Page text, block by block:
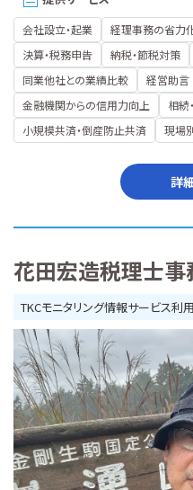
会社設立・起業 経理事務の省力
決算・税務申告
納税・節税対策
同業他社との業績比較
経営助言
金融機関からの信用力向上
相続
小規模共済・倒産防止共済
現場
詳
花田宏造税理士事
TKCモニタリング情報サービス利用